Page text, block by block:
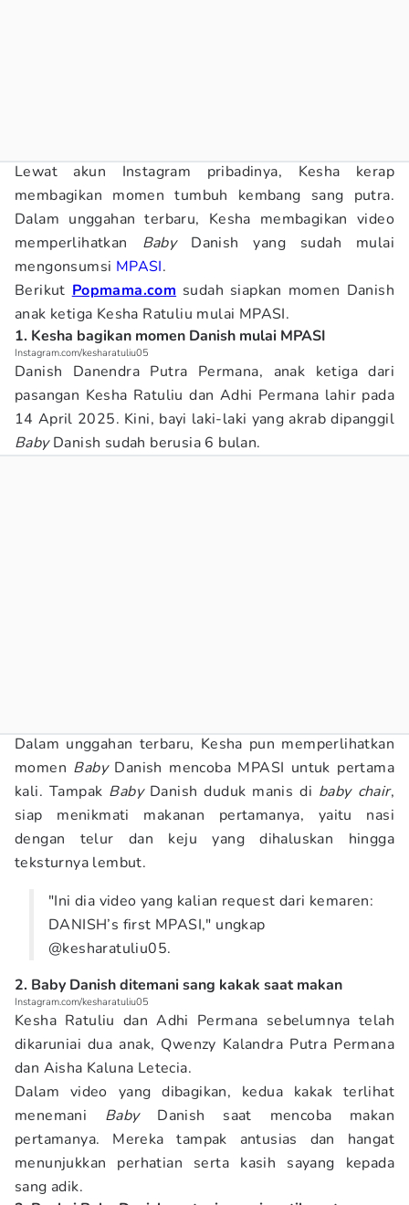
Lewat akun Instagram pribadinya, Kesha kerap
membagikan momen tumbuh kembang sang putra.
Dalam unggahan terbaru, Kesha membagikan video
memperlihatkan BabyDanish yang sudah mulai
mengonsumsi MPASI.
Berikut Popmama.com sudah siapkan momen Danish
anak ketiga Kesha Ratuliu mulai MPASI.
1. Kesha bagikan momen Danish mulai MPASI
Instagram.com/kesharatuliu05
Danish Danendra Putra Permana, anak ketiga dari
pasangan Kesha Ratuliu dan Adhi Permana lahir pada
14 April 2025. Kini, bayi laki-laki yang akrab dipanggil
BabyDanish sudah berusia 6 bulan.
Dalam unggahan terbaru, Kesha pun memperlihatkan
momen BabyDanish mencoba MPASI untuk pertama
kali. Tampak BabyDanish duduk manis di baby chair,
siap menikmati makanan pertamanya, yaitu nasi
dengan telur dan keju yang dihaluskan hingga
teksturnya lembut.
"Ini dia video yang kalian request dari kemaren:
DANISH’s first MPASI," ungkap
@kesharatuliu05.
2. Baby Danish ditemani sang kakak saat makan
Instagram.com/kesharatuliu05
Kesha Ratuliu dan Adhi Permana sebelumnya telah
dikaruniai dua anak, Qwenzy Kalandra Putra Permana
dan Aisha Kaluna Letecia.
Dalam video yang dibagikan, kedua kakak terlihat
menemani BabyDanish saat mencoba makan
pertamanya. Mereka tampak antusias dan hangat
menunjukkan perhatian serta kasih sayang kepada
sang adik.